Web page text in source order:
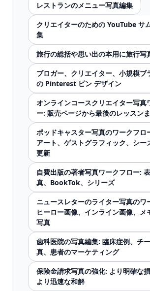
レストランのメニュー写真編集
クリエイターのための YouTube サ
集
旅行の総括や思い出の本用に旅行写
ブロガー、クリエイター、小規模ブ
の Pinterest ピン デザイン
オンラインコースクリエイター写真
ー: 販売ページから最後のレッスン
ポッドキャスター写真のワークフロ
アート、ゲストグラフィック、シー
更新
自費出版の著者写真ワークフロー:
真、BookTok、シリーズ
ニュースレターのライター写真のワ
ヒーロー画像、インライン画像、メ
写真
歯科医院の写真編集: 臨床症例、チ
真、患者のマーケティング
保険金請求写真の強化: より明確な損
より迅速な和解